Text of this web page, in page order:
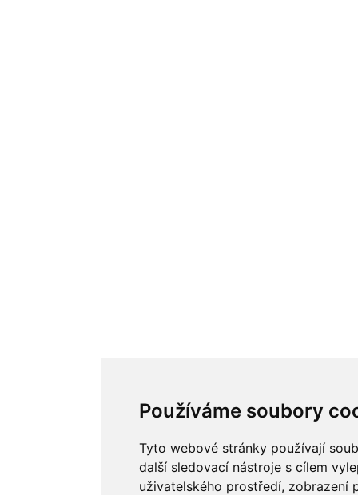
Používáme soubory
Tyto webové stránky používají
další sledovací nástroje s cílem
uživatelského prostředí, zobrazení